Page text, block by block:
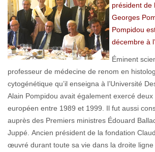
président de
Georges
Pompidou
décembre à
Éminent
professeur de médecine de renom en
cytogénétique qu’il enseigna à l’Université
Alain Pompidou avait également exercé
européen entre 1989 et 1999. Il fut aussi
auprès des Premiers ministres Édouard
Juppé. Ancien président de la fondation
œuvré durant toute sa vie dans la droite